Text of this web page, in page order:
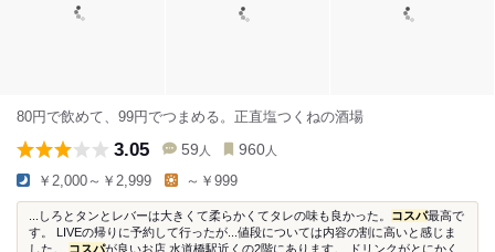
80円で飲めて、99円でつまめる。正直塩つくねの酒場
3.05 59 人 960 人
￥2,000～￥2,999 ～￥999
...しろとタンとレバーは大きくて柔らかくてタレの味も良かった。 コスパ最高で
す。 LIVEの帰りに予約して行ったが...値段については内容の割に高いと感じま
した。 コスパが良いお店 水道橋駅近くの2階にあります。 ドリンクがとにかく